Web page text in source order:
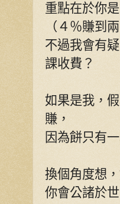
重點在於你
（４％賺到
不過我會有
課收費？
如果是我，
賺，
因為餅只有
換個角度想
你會公諸於